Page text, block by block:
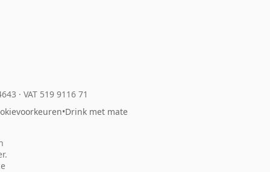
· VAT 519 9116 71
•Drink met mate